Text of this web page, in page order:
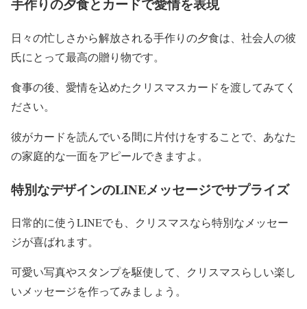
手作りの夕食とカードで愛情を表現
日々の忙しさから解放される手作りの夕食は、社会人の彼
氏にとって最高の贈り物です。
食事の後、愛情を込めたクリスマスカードを渡してみてく
ださい。
彼がカードを読んでいる間に片付けをすることで、あなた
の家庭的な一面をアピールできますよ。
特別なデザインのLINEメッセージでサプライズ
日常的に使うLINEでも、クリスマスなら特別なメッセー
ジが喜ばれます。
可愛い写真やスタンプを駆使して、クリスマスらしい楽し
いメッセージを作ってみましょう。